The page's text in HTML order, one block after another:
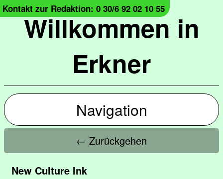
Willkommen in
Erkner
Kontakt zur Redaktion: 0 30/6 92 02 10 55
Navigation
← Zurückgehen
New Culture Ink